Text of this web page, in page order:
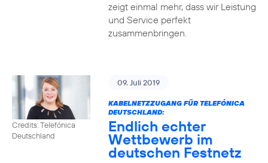
zeigt einmal mehr, dass wir Leistung
und Service perfekt
zusammenbringen.
Credits: Telefónica
Deutschland
09. Juli 2019
KABELNETZZUGANG FÜR TELEFÓNICA
DEUTSCHLAND:
Endlich echter
Wettbewerb im
deutschen Festnetz